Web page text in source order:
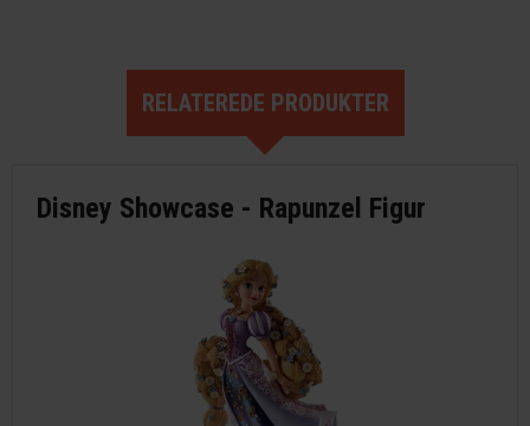
RELATEREDE PRODUKTER
Disney Showcase - Rapunzel Figur